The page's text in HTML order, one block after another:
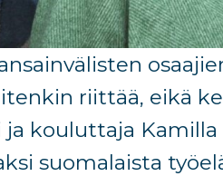
riittää, eikä
ja kouluttaja
suomalaista